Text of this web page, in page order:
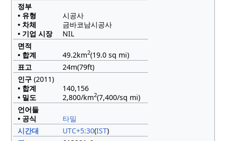
정부
• 유형
시공사
• 차체
금바코남시공사
• 기업 시장
NIL
면적
• 합계
49.2km2(19.0 sq mi)
표고
24m(79ft)
인구 (2011)
• 합계
140,156
• 밀도
2,800/km2(7,400/sq mi)
언어들
• 공식
타밀
시간대
UTC+5:30(IST)